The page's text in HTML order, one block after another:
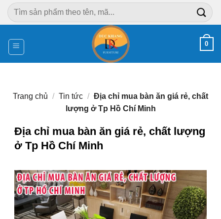
Chuyển
đến
dung
Tìm
kiếm:
0
Trang chủ / Tin tức / Địa chỉ mua bàn ăn giá rẻ, chất
lượng ở Tp Hồ Chí Minh
Địa chỉ mua bàn ăn giá rẻ, chất lượng
ở Tp Hồ Chí Minh